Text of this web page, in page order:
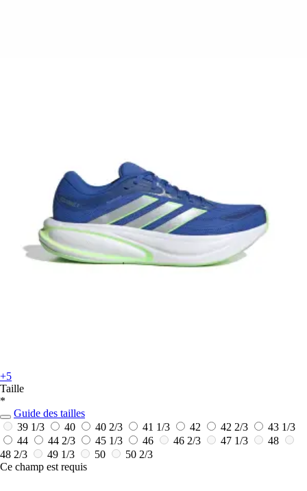
+5
Taille
*
Guide des tailles
39 1/3
40 40 2/3 41 1/3 42 42 2/3
43 1/3
44
44 2/3 45 1/3 46 46 2/3 47 1/3
48
48 2/3
49 1/3 50
50 2/3
Ce champ est requis